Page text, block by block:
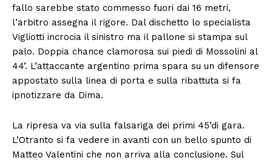
fallo sarebbe stato commesso fuori dai 16 metri,
l’arbitro assegna il rigore. Dal dischetto lo specialista
Vigliotti incrocia il sinistro ma il pallone si stampa sul
palo. Doppia chance clamorosa sui piedi di Mossolini al
44’. L’attaccante argentino prima spara su un difensore
appostato sulla linea di porta e sulla ribattuta si fa
ipnotizzare da Dima.
La ripresa va via sulla falsariga dei primi 45’di gara.
L’Otranto si fa vedere in avanti con un bello spunto di
Matteo Valentini che non arriva alla conclusione. Sul